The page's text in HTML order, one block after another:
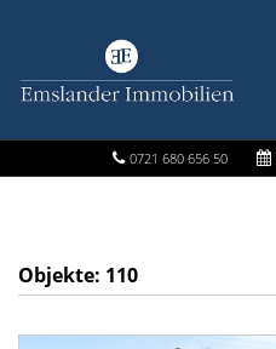
0721 680 656 50
Objekte: 110